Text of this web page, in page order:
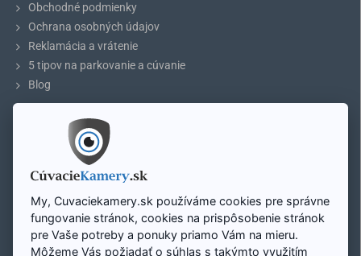
Obchodné podmienky
Ochrana osobných údajov
Reklamácia a vrátenie
5 tipov na parkovanie a cúvanie
Blog
Môj účet
Registrácia účtu
Mapa stránky
My, Cuvaciekamery.sk používáme cookies pre správne
fungovanie stránok, cookies na prispôsobenie stránok
pre Vaše potreby a ponuky priamo Vám na mieru.
Môžeme Vás požiadať o súhlas s takýmto využitím